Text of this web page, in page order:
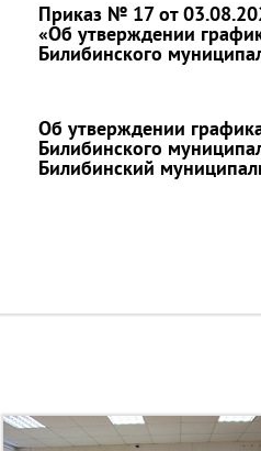
Приказ № 17 от
«Об утверждении
Билибинского
Об утверждении
Билибинского
Билибинский